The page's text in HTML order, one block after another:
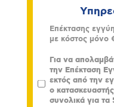
Επέκτασης
με κόστος μόνο
Για να
την Επέκταση
εκτός από την
ο
συνολικά για